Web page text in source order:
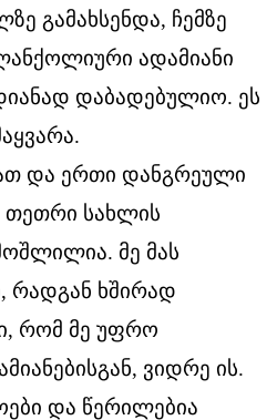
გამახსენდა, ჩემზე
ადამიანი
დაბადებულიო. ეს
და ერთი დანგრეული
თეთრი სახლის
მე მას
რადგან ხშირად
რომ მე უფრო
ვიდრე ის.
და წერილებია